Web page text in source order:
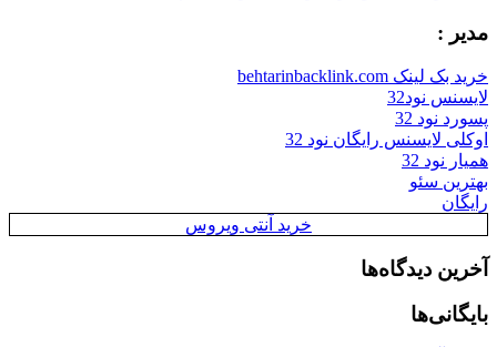
مدیر :
خرید بک لینک behtarinbacklink.com
لایسنس نود32
پسورد نود 32
اوکلی لایسنس رایگان نود 32
همیار نود 32
بهترین سئو
رایگان
خرید آنتی ویروس
آخرین دیدگاه‌ها
بایگانی‌ها